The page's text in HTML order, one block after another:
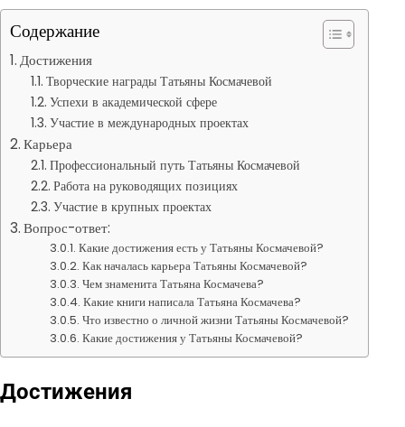
Содержание
Достижения
Творческие награды Татьяны Космачевой
Успехи в академической сфере
Участие в международных проектах
Карьера
Профессиональный путь Татьяны Космачевой
Работа на руководящих позициях
Участие в крупных проектах
Вопрос-ответ:
Какие достижения есть у Татьяны Космачевой?
Как началась карьера Татьяны Космачевой?
Чем знаменита Татьяна Космачева?
Какие книги написала Татьяна Космачева?
Что известно о личной жизни Татьяны Космачевой?
Какие достижения у Татьяны Космачевой?
Достижения